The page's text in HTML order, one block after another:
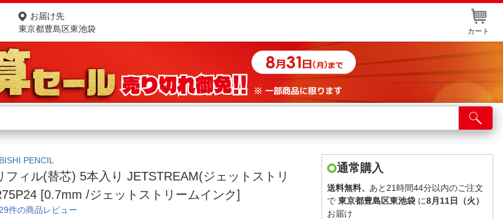
お届け先
東京都豊島区東池袋
カート
品をさがす
ンキングからさがす
カテゴリ一覧からさがす
店舗サービス
ネット取り置き
店舗情報・店舗一覧
PENCIL
フィル(替芯) 5本入り JETSTREAM(ジェットストリ
[0.7mm /ジェットストリームインク]
29件の商品レビュー
通常購入
送料無料、 あと21時間44分以内のご注文
で 東京都豊島区東池袋 に8月11日（火）
お届け